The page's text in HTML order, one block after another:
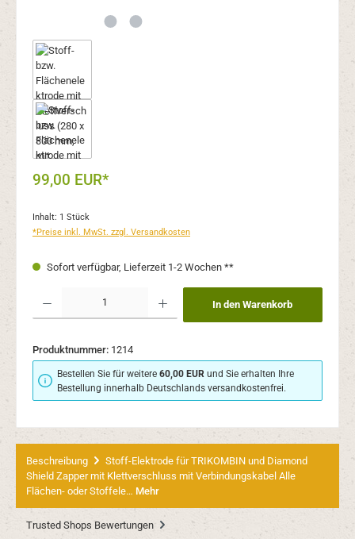
99,00 EUR*
Inhalt: 1 Stück
*Preise inkl. MwSt. zzgl. Versandkosten
Sofort verfügbar, Lieferzeit 1-2 Wochen **
Produkt Anzahl: Gib den gewünschten Wert ein oder benutze die Schaltflächen
In den Warenkorb
Produktnummer: 1214
Bestellen Sie für weitere60,00 EUR und Sie erhalten Ihre
Bestellung innerhalb Deutschlands versandkostenfrei.
Beschreibung
Stoff-Elektrode für TRIKOMBIN und Diamond
Shield Zapper mit Klettverschluss mit Verbindungskabel Alle
Flächen- oder Stoffele… Mehr
Trusted Shops Bewertungen